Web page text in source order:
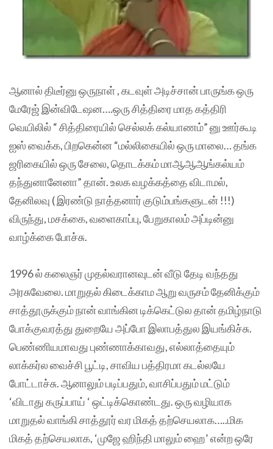
ஆனால் திடீர்னு ஒருநாள் , கடவுள் அடிச்சான் பாருங்க ஒரு
மேரேஜ் இன்விடேஷன….ஒரு சித்திரை மாத கத்திரி
வெயிலில் “ சித்திரையில் செல்லக் கல்யாணம்” னு ஊர்கூடி
ஐஸ் வைக்க, பிறகென்ன “மல்லிகையில் ஒரு மாலை… தங்க
ஜரிகையில் ஒரு சேலை, தொடக்கம் மாஆஆஆங்கல்யம்
தந்துனானேனா” தான். உலக வழக்கத்தை விடாமல்,
தேனிலவு ( இரண்டு நாத்தனார் குடும்பங்களுடன் !!!)
விருந்து, மசக்கை, வளைகாப்பு, பேறுகாலம் அப்டின்னு
வாழ்க்கை போச்சு.
1996 ல் கலைஞர் முதல்வரானவுடன் வீடு தேடி வந்தது
அரசுவேலை. மாறுதல் கிடைக்காம ஆறு வருசம் தேனிக்கும்
சாத்தூருக்கும் நான் வாங்கின டிக்கெட்டுல தான் தமிழ்நாடு
போக்குவரத்து துறையே அப்போ இலாபத்துல இயங்கிச்சு.
பெண்ணியமாவது புண்ணாக்காவது, எல்லாத்தையும்
லாக்கர்ல வைச்சி பூட்டி, சாவிய பத்திரமா கடல்லயே
போட்டாச்சு. ஆனாலும் படிப்பதும், வாசிப்பதும் மட்டும்
‘விடாது கருப்பாய் ‘ ஒட்டிக்கொண்டது. ஒரு வழியாக
மாறுதல் வாங்கி சாத்தூர் வர மிகத் தற்செயலாக…..மிக
மிகத் தற்செயலாக, ‘முஜே ஹிந்தி மாலும் ஹை’ என்ற ஒரே